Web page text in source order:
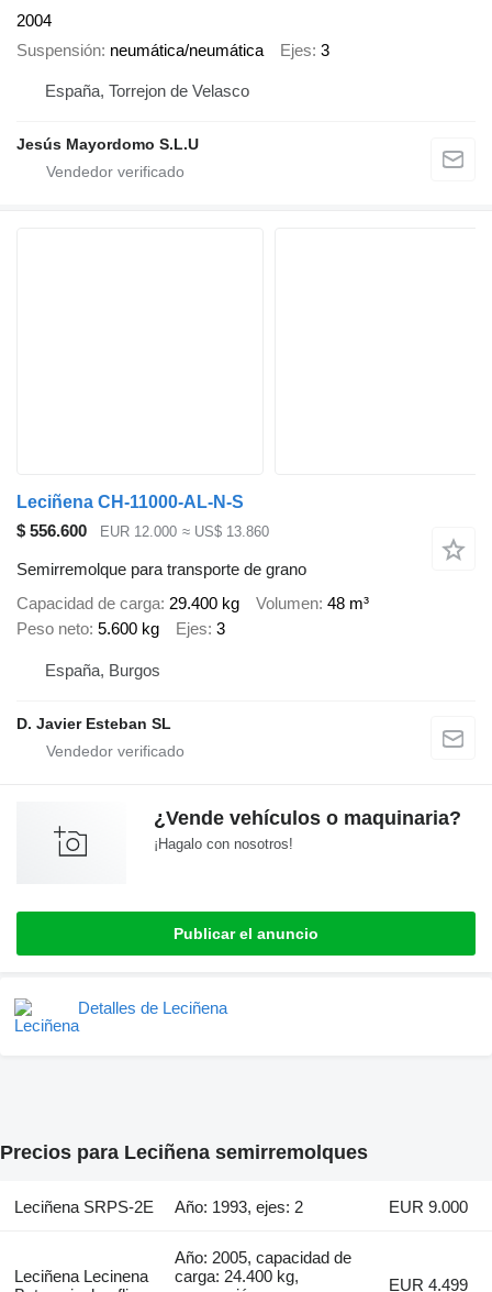
2004
Suspensión neumática/neumática Ejes 3
España, Torrejon de Velasco
Jesús Mayordomo S.L.U
Leciñena CH-11000-AL-N-S
$ 556.600
EUR 12.000 ≈ US$ 13.860
Semirremolque para transporte de grano
Capacidad de carga 29.400 kg Volumen 48 m³
Peso neto 5.600 kg Ejes 3
España, Burgos
D. Javier Esteban SL
¿Vende vehículos o maquinaria?
¡Hagalo con nosotros!
Publicar el anuncio
Detalles de Leciñena
Precios para Leciñena semirremolques
Leciñena SRPS-2E Año: 1993, ejes: 2 EUR 9.000
Leciñena Lecinena
Año: 2005, capacidad de
carga: 24.400 kg,
EUR 4.499